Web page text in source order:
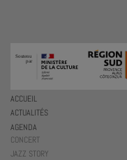
ACCUEIL
ACTUALITÉS
AGENDA
CONCERT
JAZZ STORY